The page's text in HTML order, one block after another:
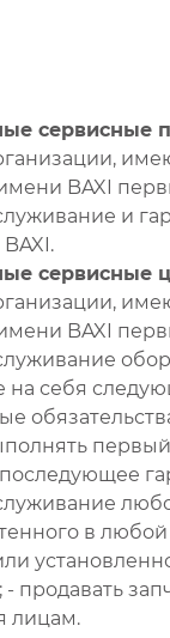
сервисные
BAXI
и
сервисные
BAXI
себя
первый
в любой
продавать
лицам.